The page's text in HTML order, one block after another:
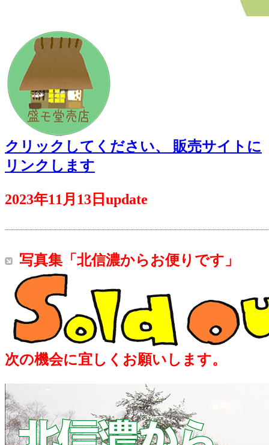
クリックしてください、 販売サイトに
リンクします
2023年11月13日update
写真集「北信濃からお便りです」
次の機会に宜しくお願いします。